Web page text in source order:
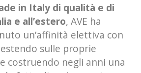
in Italy di qualità e di
e all’estero, AVE ha
un’affinità elettiva con
sulle proprie
costruendo negli anni una